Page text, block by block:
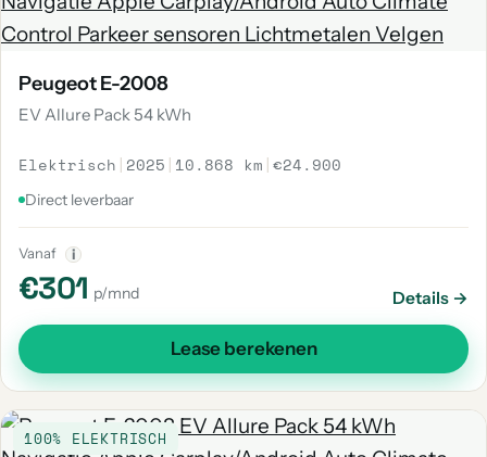
Peugeot E-2008
EV Allure Pack 54 kWh
Elektrisch | 2025 | 10.868 km |€24.900
Direct leverbaar
Vanaf i
€301 p/mnd Details →
Lease berekenen
100% ELEKTRISCH